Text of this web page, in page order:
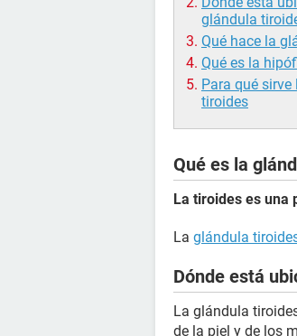
glándula
Qué hace la
Qué es la
Para qué
tiroides
Qué es la
La tiroides es una
La glándula
Dónde está
La glándula
de la piel y de los